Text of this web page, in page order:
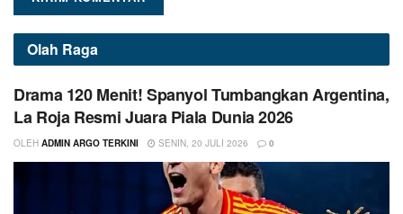
Olah Raga
Drama 120 Menit! Spanyol Tumbangkan Argentina,
La Roja Resmi Juara Piala Dunia 2026
OLEH ADMIN ARGO TERKINI SENIN, 20 JULI 2026 0